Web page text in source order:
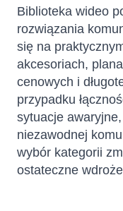
Biblioteka wideo
rozwiązania
się na
akcesoriach,
cenowych i
przypadku
sytuacje
niezawodnej
wybór kategorii
ostateczne